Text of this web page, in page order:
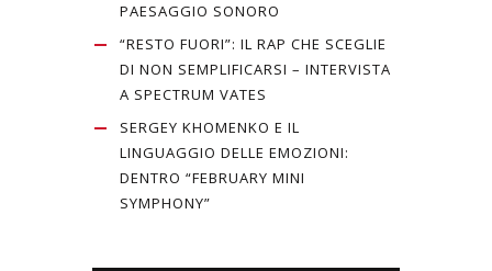
PAESAGGIO SONORO
“RESTO FUORI”: IL RAP CHE SCEGLIE
DI NON SEMPLIFICARSI – INTERVISTA
A SPECTRUM VATES
SERGEY KHOMENKO E IL
LINGUAGGIO DELLE EMOZIONI:
DENTRO “FEBRUARY MINI
SYMPHONY”